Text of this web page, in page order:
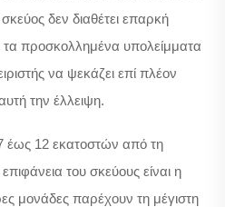
δεν διαθέτει επαρκή
προσκολλημένα υπολείμματα
να ψεκάζει επί πλέον
την έλλειψη.
έως 12 εκατοστών από τη
του σκεύους είναι η
μονάδες παρέχουν τη μέγιστη